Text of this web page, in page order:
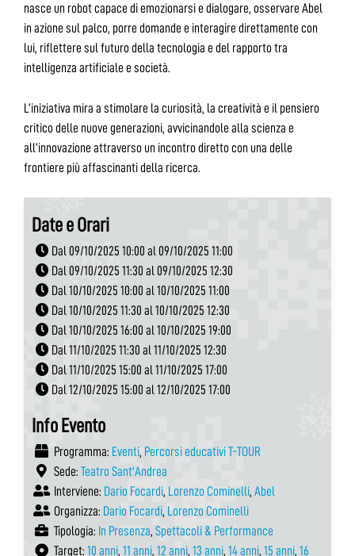
nasce un robot capace di emozionarsi e dialogare, osservare Abel
in azione sul palco, porre domande e interagire direttamente con
lui, riflettere sul futuro della tecnologia e del rapporto tra
intelligenza artificiale e società.
L’iniziativa mira a stimolare la curiosità, la creatività e il pensiero
critico delle nuove generazioni, avvicinandole alla scienza e
all’innovazione attraverso un incontro diretto con una delle
frontiere più affascinanti della ricerca.
Date e Orari
Dal 09/10/2025 10:00 al 09/10/2025 11:00
Dal 09/10/2025 11:30 al 09/10/2025 12:30
Dal 10/10/2025 10:00 al 10/10/2025 11:00
Dal 10/10/2025 11:30 al 10/10/2025 12:30
Dal 10/10/2025 16:00 al 10/10/2025 19:00
Dal 11/10/2025 11:30 al 11/10/2025 12:30
Dal 11/10/2025 15:00 al 11/10/2025 17:00
Dal 12/10/2025 15:00 al 12/10/2025 17:00
Info Evento
Programma: Eventi, Percorsi educativi T-TOUR
Sede: Teatro Sant'Andrea
Interviene: Dario Focardi, Lorenzo Cominelli, Abel
Organizza: Dario Focardi, Lorenzo Cominelli
Tipologia: In Presenza, Spettacoli & Performance
Target: 10 anni, 11 anni, 12 anni, 13 anni, 14 anni, 15 anni, 16